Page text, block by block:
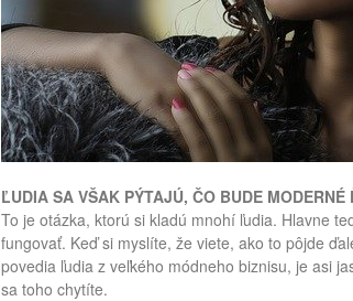
ĽUDIA SA VŠAK PÝTAJÚ, ČO BUDE MODERNÉ
To je otázka, ktorú si kladú mnohí ľudia. Hlavne
fungovať. Keď si myslíte, že viete, ako to pôjde
povedia ľudia z veľkého módneho biznisu, je asi
sa toho chytíte.